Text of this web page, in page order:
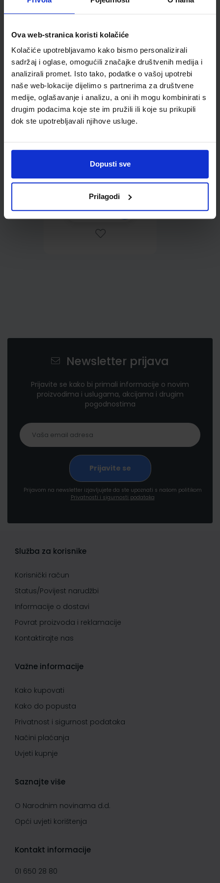
Ova web-stranica koristi kolačiće
Kolačiće upotrebljavamo kako bismo personalizirali
sadržaj i oglase, omogućili značajke društvenih medija i
analizirali promet. Isto tako, podatke o vašoj upotrebi
naše web-lokacije dijelimo s partnerima za društvene
medije, oglašavanje i analizu, a oni ih mogu kombinirati s
drugim podacima koje ste im pružili ili koje su prikupili
dok ste upotrebljavali njihove usluge.
Dopusti sve
Prilagodi
Omot PVC za školske
udžbenike; dimenzije
413x287; tip 239
0,85 €
Newsletter prijava
Prijavite se kako bi primali informacije o novim
proizvodima i uslugama, akcijama i drugim
pogodnostima
Prijavom na newsletter izjavljujete da ste upoznati s našom politikom
Privatnosti i sigurnosti podataka
Služba za korisnike
Korisnički račun
Status/Povijest narudžbi
Informacije o dostavi
Povrat proizvoda i reklamacije
Kontaktirajte nas
Važne informacije
Kako kupovati
Kako do popusta
Privatnost i sigurnost podataka
Načini plaćanja
Uvjeti kupnje
Saznajte više
O Narodnim novinama d.d.
Opći uvjeti korištenja
Kontakt informacije
01 650 28 80